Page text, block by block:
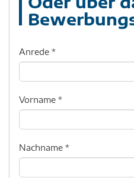
Anrede *
Vorname *
Nachname *